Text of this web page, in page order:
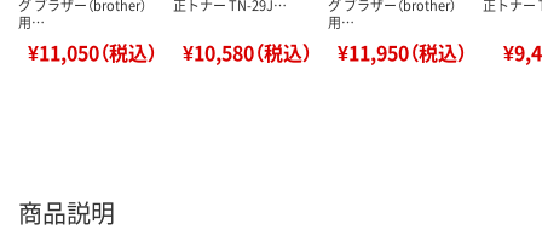
グ ブラザー（brother）
用…
¥11,050（税込）
正トナー TN-29J…
¥10,580（税込）
グ ブラザー（brother）
用…
¥11,950（税込）
正トナー
商品説明